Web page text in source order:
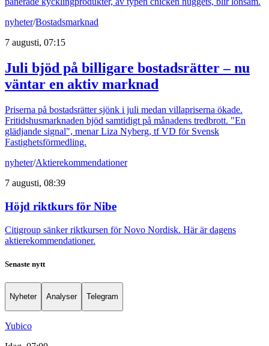
nyheter/Bostadsmarknad
7 augusti, 07:15
Juli bjöd på billigare bostadsrätter – nu
väntar en aktiv marknad
Priserna på bostadsrätter sjönk i juli medan villapriserna ökade.
Fritidshusmarknaden bjöd samtidigt på månadens tredbrott. "En
glädjande signal", menar Liza Nyberg, tf VD för Svensk
Fastighetsförmedling.
nyheter/Aktierekommendationer
7 augusti, 08:39
Höjd riktkurs för Nibe
Citigroup sänker riktkursen för Novo Nordisk. Här är dagens
aktierekommendationer.
Senaste nytt
Nyheter Analyser Telegram
Yubico